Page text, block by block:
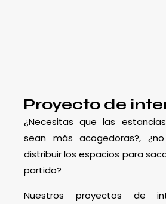
Proyecto de
¿Necesitas que las
sean más acogedoras?,
distribuir los espacios para
partido?
Nuestros proyectos de